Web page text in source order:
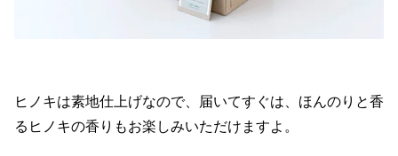
ヒノキは素地仕上げなので、届いてすぐは、ほんのりと香
るヒノキの香りもお楽しみいただけますよ。